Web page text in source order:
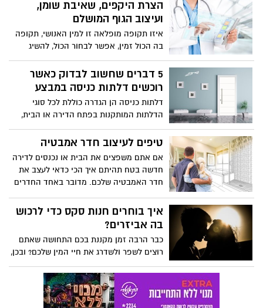
הצרת היקפים, שאיבת שומן,
ועיצוב הגוף המושלם
איזו תקופה מופלאה זו למין האנושי, תקופה
בה הכול זמין, אפשר לבחור הכול, להשיג
הכול, ולשנות הכול כפי שאנחנו מחליטים. אם
אתם לא מרוצים מהמראה החיצוני שלכם,
והוא משפיע על התחושה שלכם, על מצב
שונות, הרי שאתם מאבדים זמן חיים יקר
בתחושה לא נעימה. אפשר לשנות זאת,
ויחסית בקלות, שכן עולם הניתוחים
האסתטיים הוא אוצר של טכנולוגיה וקידמה,
ומאפשר לכם ולמאות אלפי מטופלים בעולם
לבצע פעולות פשוטות כמו הצרת היקפים
ושאיבת שומן עודף בקלות יחסית, וכמעט ללא
5 דברים שחשוב לבדוק כאשר
רוכשים דלתות כניסה במבצע
דלתות כניסה הן הגדרה כוללת לכל סוגי
הדלתות המותקנות בפתח הדירה או הבית,
כאשר טווח המחירים של דלתות כניסה נע בין
3,000 ₪ ל-5,000 ₪ בממוצע לדלת כניסה
הולכת ונוסקת ככל שמדובר בדלתות כניסה
מיוצרות מחומרי גלם יוקרתיים ומותקנות
בשיטות התקנה המייקרות את המחיר הכולל
של רכישת והתקנת הדלת.
טיפים לעיצוב חדר אמבטיה
אם אתם משפצים את הבית או נכנסים לדירה
חדשה בטח תהיתם איך הכי כדאי לעצב את
חדר האמבטיה שלכם. מדובר באחד החדרים
מיוחדים. הוא דורש ריהוט חזק ואביזרים
עמידים ללחות. לרוב חדר האמבטיה מוגבל
במקום ולכן יש לתכנן אותו בצורה מדוקדקת.
חשוב שהכל יעוצב בצורה נגישה ונעימה, כדי
שהמקלחת היומית תהיה חוויה.
איך בוחרים חנות סקס כדי לרכוש
בה אביזרים?
כבר הרבה זמן מקננת בכם התחושה שאתם
רוצים לשפר ולשדרג את חיי המין שלכם? ובכן,
הדבר הראשון שמומלץ, זה להכניס למיטה
צעצועי מין שובבים, שילהיטו את האווירה
ויהפכו כל סקס למרגש ועצמתי. אולם כיום,
כשחנויות סקס ואביזרי מין כה נפוצים,